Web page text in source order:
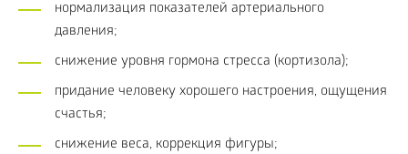
нормализация показателей артериального
давления;
снижение уровня гормона стресса (кортизола);
придание человеку хорошего настроения, ощущения
счастья;
снижение веса, коррекция фигуры;